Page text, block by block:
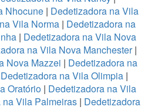
Nhocune| Dedetizadora na Vila
Vila Norma | Dedetizadora na
| Dedetizadora na Vila Nova
na Vila Nova Manchester|
Nova Mazzei | Dedetizadora na
Dedetizadora na Vila Olimpia |
Oratório| Dedetizadora na Vila
Vila Palmeiras| Dedetizadora